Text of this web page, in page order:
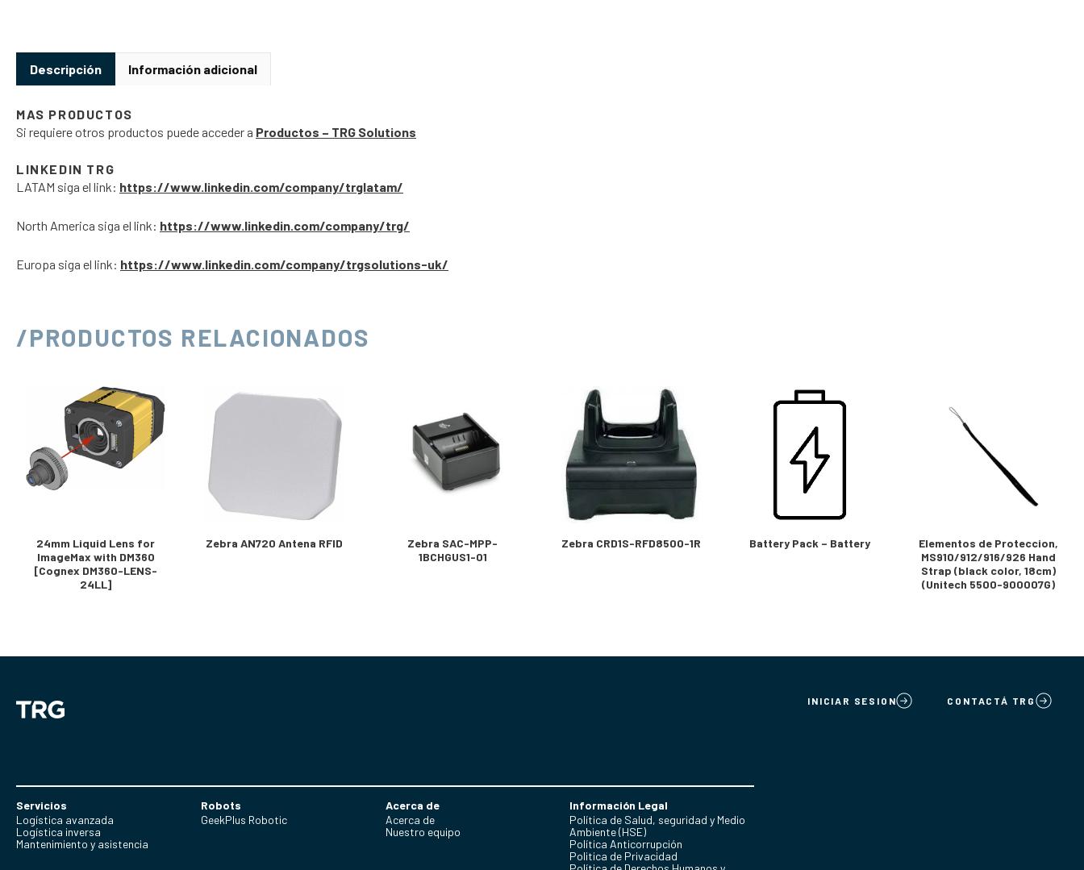
Descripción Información adicional
MAS PRODUCTOS
Si requiere otros productos puede acceder a Productos – TRG Solutions
LINKEDIN TRG
LATAM siga el link: https://www.linkedin.com/company/trglatam/
North America siga el link: https://www.linkedin.com/company/trg/
Europa siga el link: https://www.linkedin.com/company/trgsolutions-uk/
/PRODUCTOS RELACIONADOS
24mm Liquid Lens for
ImageMax with DM360
[Cognex DM360-LENS-
24LL]
Zebra AN720 Antena RFID
Zebra SAC-MPP-
1BCHGUS1-01
Zebra CRD1S-RFD8500-1R Battery Pack – Battery
Elementos de Proteccion,
MS910/912/916/926 Hand
Strap (black color, 18cm)
(Unitech 5500-900007G)
INICIAR SESION CONTACTÁ TRG
Servicios
Logística avanzada
Logística inversa
Mantenimiento y asistencia
Robots
GeekPlus Robotic
Acerca de
Acerca de
Nuestro equipo
Información Legal
Política de Salud, seguridad y Medio
Ambiente (HSE)
Política Anticorrupción
Politica de Privacidad